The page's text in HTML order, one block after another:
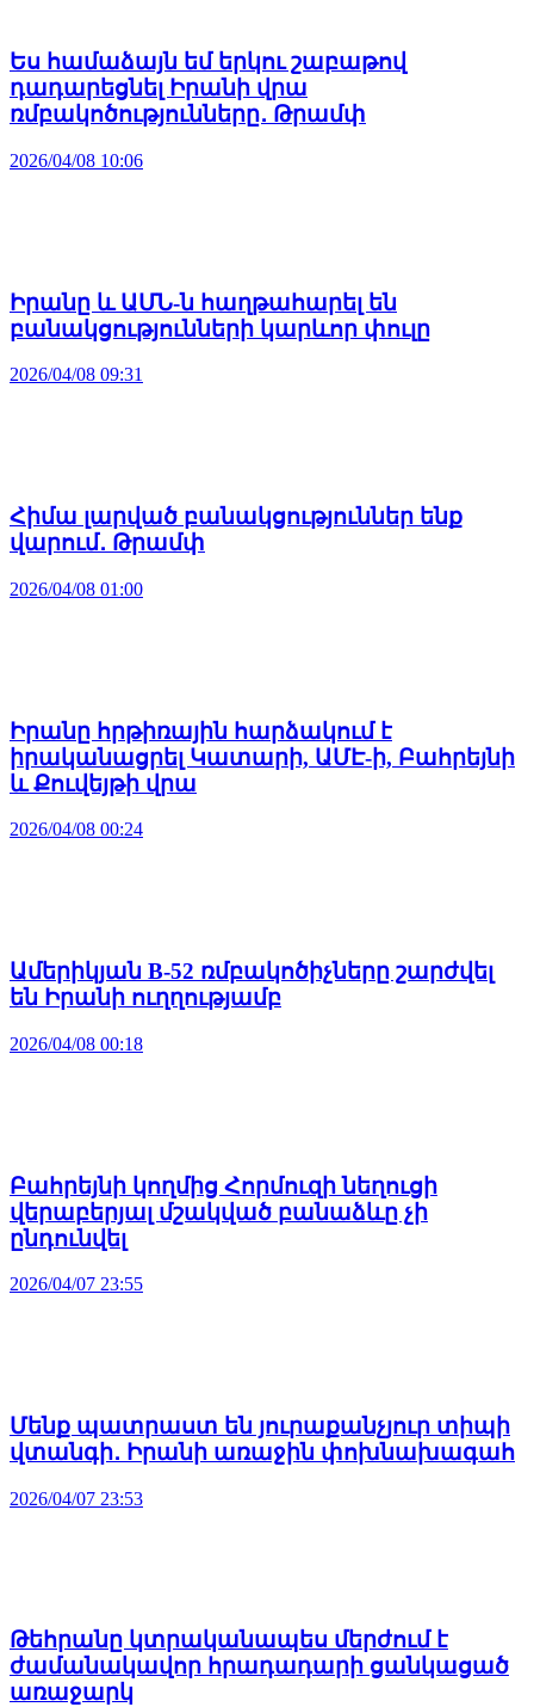
Ես համաձայն եմ երկու շաբաթով
դադարեցնել Իրանի վրա
ռմբակոծությունները․ Թրամփ
2026/04/08 10:06
Իրանը և ԱՄՆ-ն հաղթահարել են
բանակցությունների կարևոր փուլը
2026/04/08 09:31
Հիմա լարված բանակցություններ ենք
վարում․ Թրամփ
2026/04/08 01:00
Իրանը հրթիռային հարձակում է
իրականացրել Կատարի, ԱՄԷ-ի, Բահրեյնի
և Քուվեյթի վրա
2026/04/08 00:24
Ամերիկյան B-52 ռմբակոծիչները շարժվել
են Իրանի ուղղությամբ
2026/04/08 00:18
Բահրեյնի կողմից Հորմուզի նեղուցի
վերաբերյալ մշակված բանաձևը չի
ընդունվել
2026/04/07 23:55
Մենք պատրաստ են յուրաքանչյուր տիպի
վտանգի․ Իրանի առաջին փոխնախագահ
2026/04/07 23:53
Թեհրանը կտրականապես մերժում է
ժամանակավոր հրադադարի ցանկացած
առաջարկ